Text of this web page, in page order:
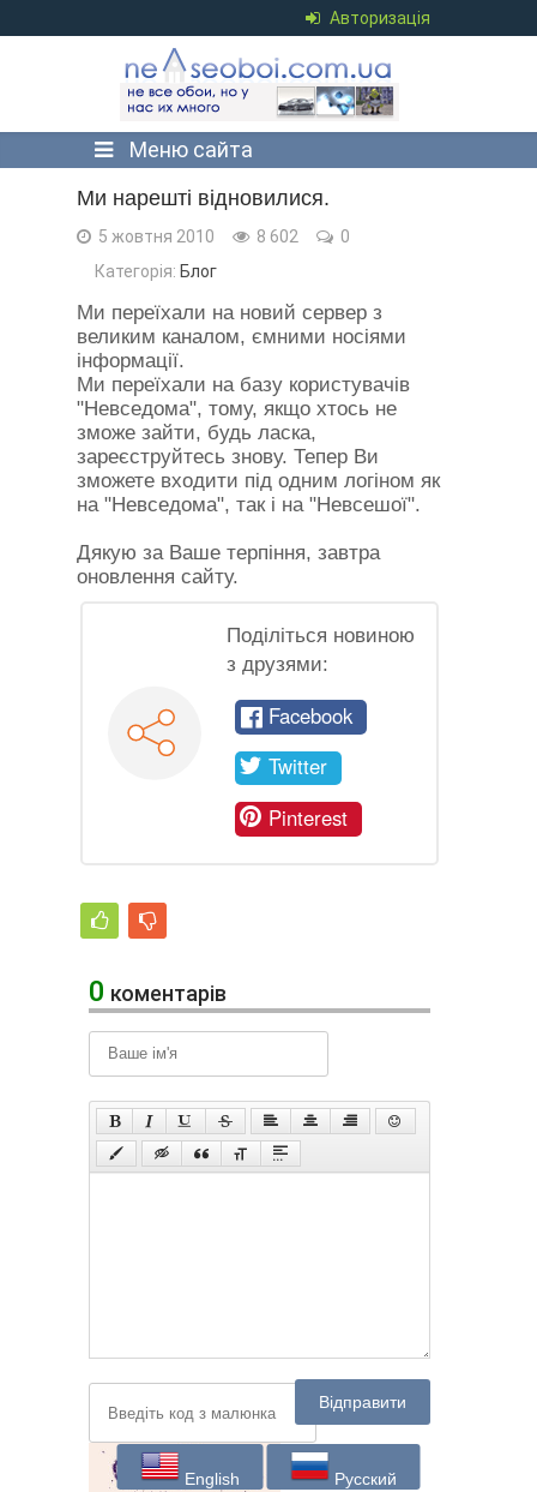
Авторизація
Меню сайта
Ми нарешті відновилися.
5 жовтня 2010 8 602
0
Категорія: Блог
Ми переїхали на новий сервер з
великим каналом, ємними носіями
інформації.
Ми переїхали на базу користувачів
"Невседома", тому, якщо хтось не
зможе зайти, будь ласка,
зареєструйтесь знову. Тепер Ви
зможете входити під одним логіном як
на "Невседома", так і на "Невсешої".
Дякую за Ваше терпіння, завтра
оновлення сайту.
Поділіться новиною
з друзями:
Facebook
Twitter
Pinterest
0 коментарів
Відправити
English Русский